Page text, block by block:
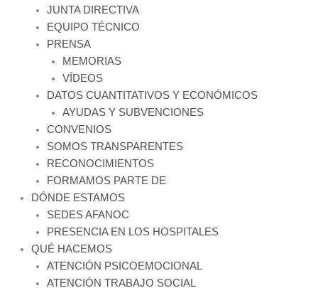
JUNTA DIRECTIVA
EQUIPO TÉCNICO
PRENSA
MEMORIAS
VÍDEOS
DATOS CUANTITATIVOS Y ECONÓMICOS
AYUDAS Y SUBVENCIONES
CONVENIOS
SOMOS TRANSPARENTES
RECONOCIMIENTOS
FORMAMOS PARTE DE
DÓNDE ESTAMOS
SEDES AFANOC
PRESENCIA EN LOS HOSPITALES
QUÉ HACEMOS
ATENCIÓN PSICOEMOCIONAL
ATENCIÓN TRABAJO SOCIAL